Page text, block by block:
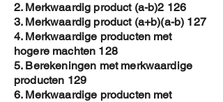
2. Merkwaardig product (a-b)2 126
3. Merkwaardig product (a+b)(a-b) 127
4. Merkwaardige producten met
hogere machten 128
5. Berekeningen met merkwaardige
producten 129
6. Merkwaardige producten met